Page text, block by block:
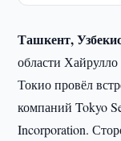
Ташкент,
области Хайрулло
Токио провёл
компаний Tokyo
Incorporation.